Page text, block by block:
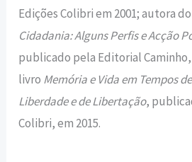
Edições Colibri em 2001; autora
Cidadania: Alguns Perfis e Acção
publicado pela Editorial Caminho,
livro Memória e Vida em Tempos
Liberdade e de Libertação,
Colibri, em 2015.